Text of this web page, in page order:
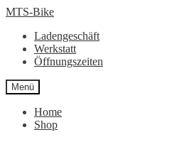
Zur
springen
Zum
springen
MTS-Bike
Ladengeschäft
Werkstatt
Öffnungszeiten
Menü
Home
Shop